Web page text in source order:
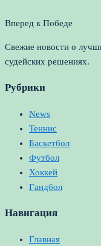
Вперед к Победе
Свежие новости о
судейских решениях.
Рубрики
News
Теннис
Баскетбол
Футбол
Хоккей
Гандбол
Навигация
Главная